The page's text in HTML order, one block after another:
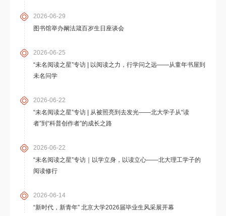
2026-06-29
图书馆举办阚法箴百岁生日座谈会
2026-06-25
“未名阅读之星”专访 | 以阅读之力，行学问之远——从童年书屋到
未名问学
2026-06-22
“未名阅读之星”专访 | 从被照亮到去发光——北大学子从“读
者”到“科普创作者”的成长之路
2026-06-22
“未名阅读之星”专访｜以学立身，以读立心——北大理工学子的
阅读修行
2026-06-14
“新时代，新青年” 北京大学2026届毕业生风采展开幕